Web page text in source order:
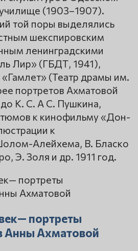
(1903–1907).
той поры выделялись
шекспировским
ленинградскими
Лир» (ГБДТ, 1941),
(Театр драмы им.
портретов Ахматовой
К. С. А С. Пушкина,
к кинофильму «Дон-
к
Алейхема, В. Бласко
Э. Золя и др. 1911 год.
портреты
Анны Ахматовой